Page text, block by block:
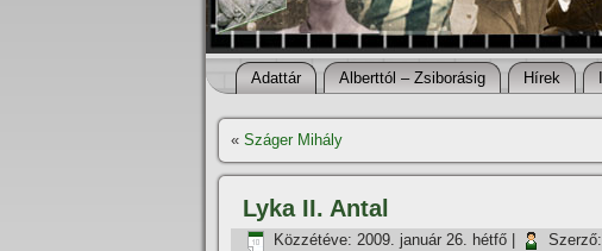
Adattár Alberttól – Zsiborásig Hí­rek
« Száger Mihály
Lyka II. Antal
Közzétéve: 2009. január 26. hétfő Szerző: